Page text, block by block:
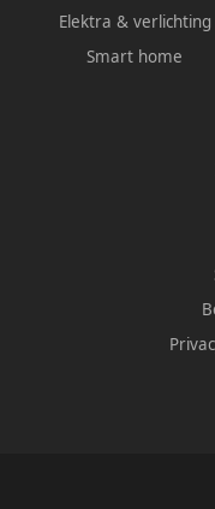
Elektra & verlichting
Smart home